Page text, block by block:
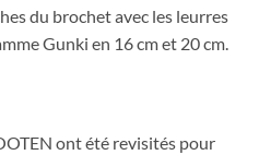
du brochet avec les leurres
Gunki en 16 cm et 20 cm.
ont été revisités pour